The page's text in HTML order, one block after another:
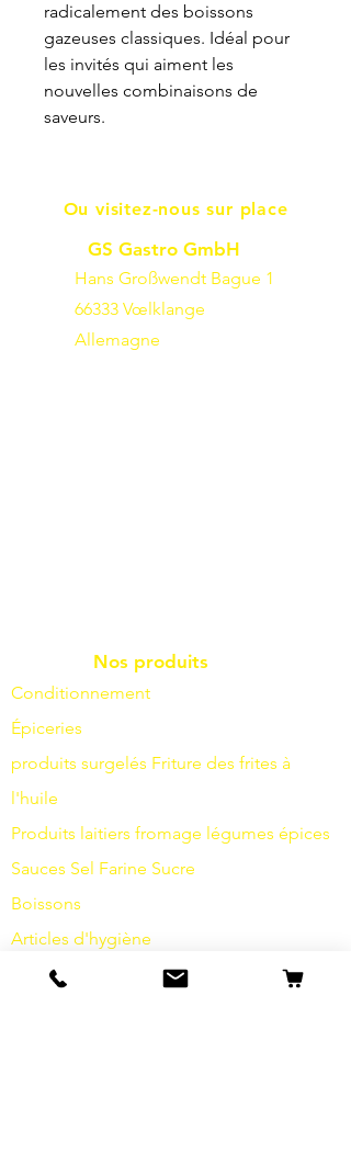
radicalement des boissons
gazeuses classiques. Idéal pour
les invités qui aiment les
nouvelles combinaisons de
saveurs.
Ou visitez-nous sur place
GS Gastro GmbH
Hans Großwendt Bague 1
66333 Vœlklange
Allemagne
Nos produits
Conditionnement
Épiceries
produits surgelés Friture des frites à
l'huile
Produits laitiers fromage légumes épices
Sauces Sel Farine Sucre
Boissons
Articles d'hygiène
Divers